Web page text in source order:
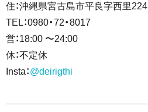
住：沖縄県宮古島市平良字西里224
TEL：0980・72・8017
営：18:00 〜24:00
休：不定休
Insta：@deirigthi